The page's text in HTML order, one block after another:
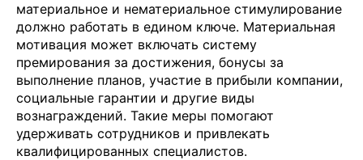
материальное и нематериальное стимулирование
должно работать в едином ключе. Материальная
мотивация может включать систему
премирования за достижения, бонусы за
выполнение планов, участие в прибыли компании,
социальные гарантии и другие виды
вознаграждений. Такие меры помогают
удерживать сотрудников и привлекать
квалифицированных специалистов.